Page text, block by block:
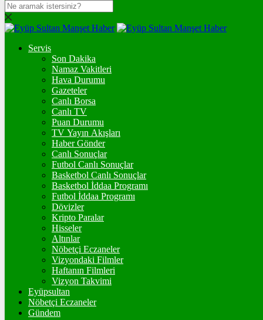
DOLAR
47,7081$% 0.17
EURO
% 0.42
STERLİN
% 0.47
GRAM ALTIN
%2,73
%2,71
BİTCOİN
ETHEREUM
TETHER
Servis
Son Dakika
Namaz Vakitleri
Hava Durumu
Gazeteler
Canlı Borsa
Canlı TV
Puan Durumu
TV Yayın Akışları
Haber Gönder
Canlı Sonuçlar
Futbol Canlı Sonuçlar
Basketbol Canlı Sonuçlar
Basketbol İddaa Programı
Futbol İddaa Programı
Dövizler
Kripto Paralar
Hisseler
Altınlar
Nöbetçi Eczaneler
Vizyondaki Filmler
Haftanın Filmleri
Vizyon Takvimi
Eyüpsultan
Nöbetçi Eczaneler
Gündem